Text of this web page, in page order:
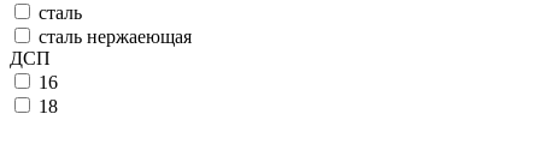
сталь
сталь нержаеющая
ДСП
16
18